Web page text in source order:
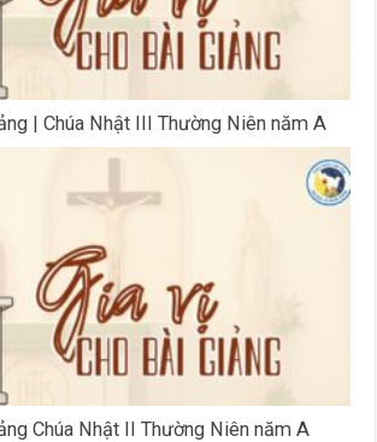
| Chúa Nhật III Thường Niên năm A
Chúa Nhật II Thường Niên năm A